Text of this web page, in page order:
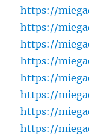
https://
https://
https://
https://
https://
https://
https://
https://